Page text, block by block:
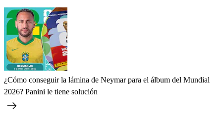
¿Cómo conseguir la lámina de Neymar para el álbum del Mundial
2026? Panini le tiene solución